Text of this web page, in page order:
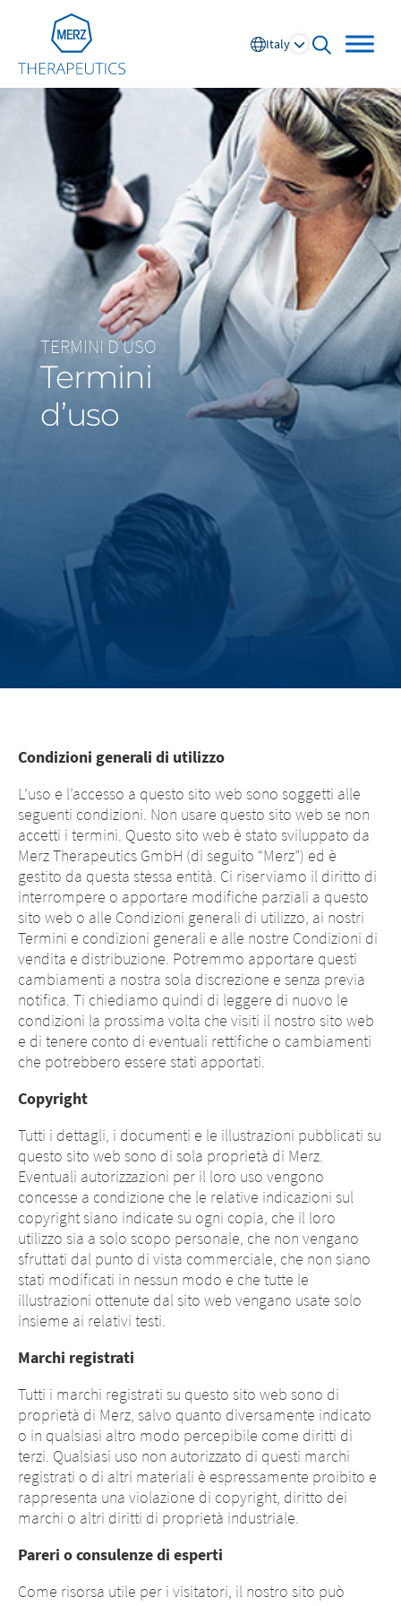
Go to Homepage
Italy
Global
Europe
Austria
Belgium
FR
Germany
Italy
Netherlands
Portugal
Russia
Spain
Switzerland
FR
UK and Ireland
Middle East
North America
United States
TERMINI D’USO
Termini
d’uso
Condizioni generali di utilizzo
L’uso e l’accesso a questo sito web sono soggetti alle
seguenti condizioni. Non usare questo sito web se non
accetti i termini. Questo sito web è stato sviluppato da
Merz Therapeutics GmbH (di seguito “Merz”) ed è
gestito da questa stessa entità. Ci riserviamo il diritto di
interrompere o apportare modifiche parziali a questo
sito web o alle Condizioni generali di utilizzo, ai nostri
Termini e condizioni generali e alle nostre Condizioni di
vendita e distribuzione. Potremmo apportare questi
cambiamenti a nostra sola discrezione e senza previa
notifica. Ti chiediamo quindi di leggere di nuovo le
condizioni la prossima volta che visiti il nostro sito web
e di tenere conto di eventuali rettifiche o cambiamenti
che potrebbero essere stati apportati.
Copyright
Tutti i dettagli, i documenti e le illustrazioni pubblicati su
questo sito web sono di sola proprietà di Merz.
Eventuali autorizzazioni per il loro uso vengono
concesse a condizione che le relative indicazioni sul
copyright siano indicate su ogni copia, che il loro
utilizzo sia a solo scopo personale, che non vengano
sfruttati dal punto di vista commerciale, che non siano
stati modificati in nessun modo e che tutte le
illustrazioni ottenute dal sito web vengano usate solo
insieme ai relativi testi.
Marchi registrati
Tutti i marchi registrati su questo sito web sono di
proprietà di Merz, salvo quanto diversamente indicato
o in qualsiasi altro modo percepibile come diritti di
terzi. Qualsiasi uso non autorizzato di questi marchi
registrati o di altri materiali è espressamente proibito e
rappresenta una violazione di copyright, diritto dei
marchi o altri diritti di proprietà industriale.
Pareri o consulenze di esperti
Come risorsa utile per i visitatori, il nostro sito può